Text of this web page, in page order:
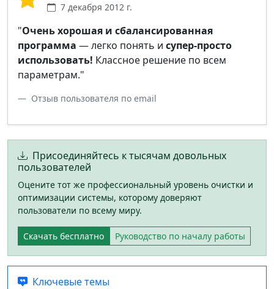
7 декабря 2012 г.
"Очень хорошая и сбалансированная
программа — легко понять и супер-просто
использовать! Классное решение по всем
параметрам."
Отзыв пользователя по email
Присоединяйтесь к тысячам довольных
пользователей
Оцените тот же профессиональный уровень очистки и
оптимизации системы, которому доверяют
пользователи по всему миру.
Скачать бесплатно Руководство по началу работы
Ключевые темы